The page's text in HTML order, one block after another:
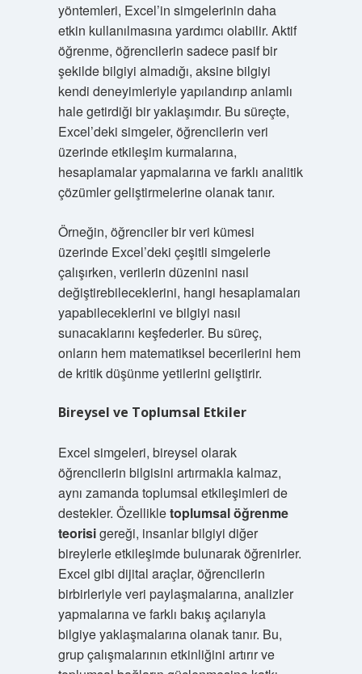
yöntemleri, Excel’in simgelerinin daha
etkin kullanılmasına yardımcı olabilir. Aktif
öğrenme, öğrencilerin sadece pasif bir
şekilde bilgiyi almadığı, aksine bilgiyi
kendi deneyimleriyle yapılandırıp anlamlı
hale getirdiği bir yaklaşımdır. Bu süreçte,
Excel’deki simgeler, öğrencilerin veri
üzerinde etkileşim kurmalarına,
hesaplamalar yapmalarına ve farklı analitik
çözümler geliştirmelerine olanak tanır.
Örneğin, öğrenciler bir veri kümesi
üzerinde Excel’deki çeşitli simgelerle
çalışırken, verilerin düzenini nasıl
değiştirebileceklerini, hangi hesaplamaları
yapabileceklerini ve bilgiyi nasıl
sunacaklarını keşfederler. Bu süreç,
onların hem matematiksel becerilerini hem
de kritik düşünme yetilerini geliştirir.
Bireysel ve Toplumsal Etkiler
Excel simgeleri, bireysel olarak
öğrencilerin bilgisini artırmakla kalmaz,
aynı zamanda toplumsal etkileşimleri de
destekler. Özellikletoplumsal öğrenme
teorisigereği, insanlar bilgiyi diğer
bireylerle etkileşimde bulunarak öğrenirler.
Excel gibi dijital araçlar, öğrencilerin
birbirleriyle veri paylaşmalarına, analizler
yapmalarına ve farklı bakış açılarıyla
bilgiye yaklaşmalarına olanak tanır. Bu,
grup çalışmalarının etkinliğini artırır ve